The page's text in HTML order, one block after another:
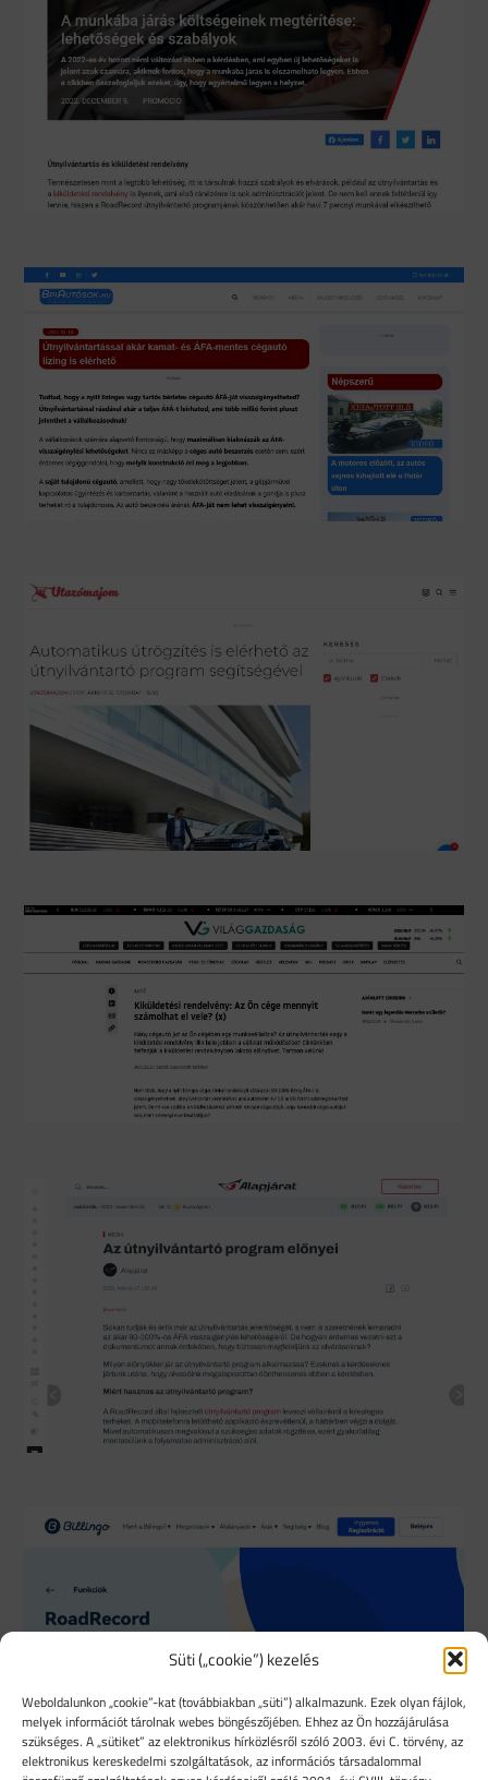
Süti („cookie”) kezelés
Weboldalunkon „cookie”-kat (továbbiakban „süti”) alkalmazunk. Ezek olyan fájlok,
melyek információt tárolnak webes böngészőjében. Ehhez az Ön hozzájárulása
szükséges. A „sütiket” az elektronikus hírközlésről szóló 2003. évi C. törvény, az
elektronikus kereskedelmi szolgáltatások, az információs társadalommal